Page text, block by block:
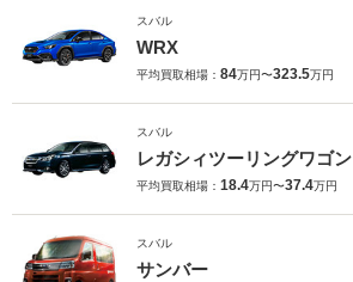
スバル
WRX
平均買取相場： 84万円〜323.5万円
スバル
レガシィツーリングワゴン
平均買取相場： 18.4万円〜37.4万円
スバル
サンバー